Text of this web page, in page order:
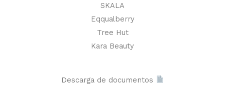
SKALA
Eqqualberry
Tree Hut
Kara Beauty
Descarga de documentos